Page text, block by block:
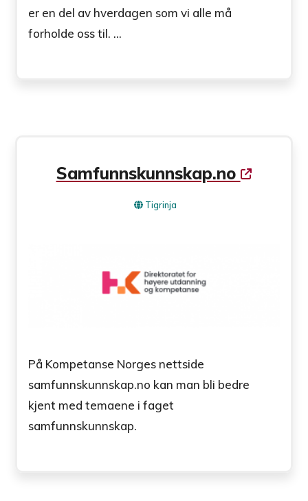
er en del av hverdagen som vi alle må
forholde oss til. ...
Samfunnskunnskap.no
Tigrinja
På Kompetanse Norges nettside
samfunnskunnskap.no kan man bli bedre
kjent med temaene i faget
samfunnskunnskap.